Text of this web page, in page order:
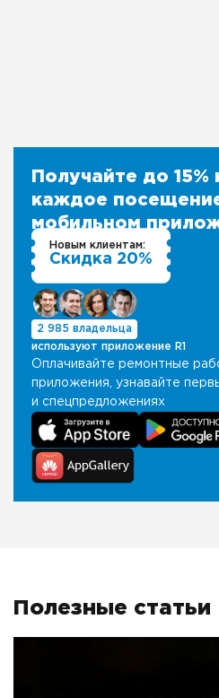
Получайте до 15% кэшбека за
каждое
мобильном
Оплачивайте ремонтные
приложения, узнавайте
и спецпредложениях
Новым клиентам:
Скидка 20%
2 985 владельца
используют приложение R1
Полезные статьи